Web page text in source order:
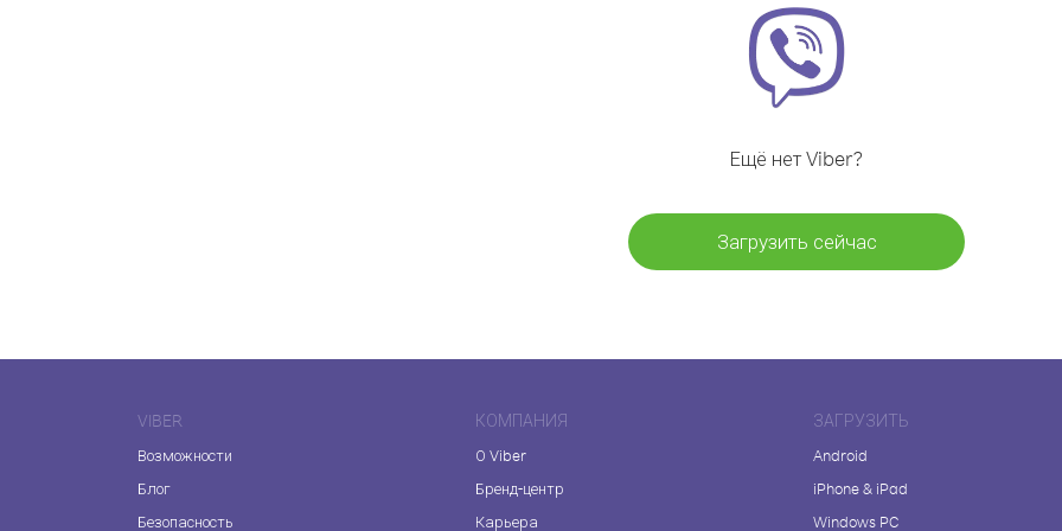
Ещё нет Viber?
Загрузить сейчас
VIBER
Возможности
Блог
Безопасность
КОМПАНИЯ
О Viber
Бренд-центр
Карьера
ЗАГРУЗИТЬ
Android
iPhone & iPad
Windows PC